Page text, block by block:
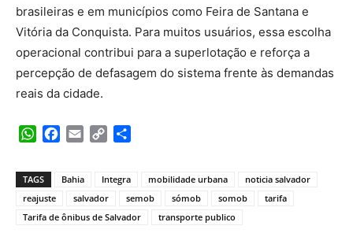
brasileiras e em municípios como Feira de Santana e
Vitória da Conquista. Para muitos usuários, essa escolha
operacional contribui para a superlotação e reforça a
percepção de defasagem do sistema frente às demandas
reais da cidade.
WhatsApp
Facebook
Email Copy
TAGS Bahia Integra mobilidade urbana
noticia salvador
reajuste
salvador semob sómob somob
tarifa
Tarifa de ônibus de Salvador
transporte publico